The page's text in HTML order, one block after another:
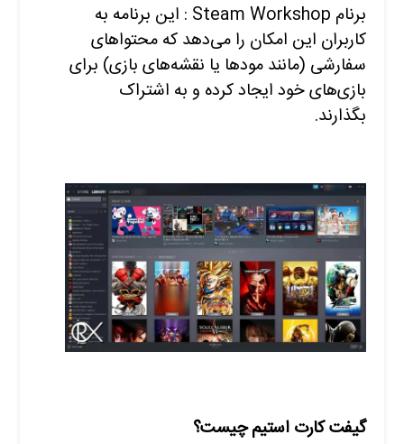
برنام Steam Workshop : این برنامه به
کاربران این امکان را می‌دهد که محتواهای
سفارشی (مانند مودها یا نقشه‌های بازی) برای
بازی‌های خود ایجاد کرده و به اشتراک
بگذارند.
گیفت کارت استیم چیست؟